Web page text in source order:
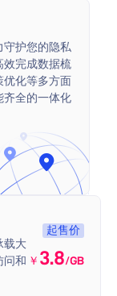
护您的隐私
效完成数据梳
优化等多方面
齐全的一体化
载大
问和
起售价
￥ 3.8/GB